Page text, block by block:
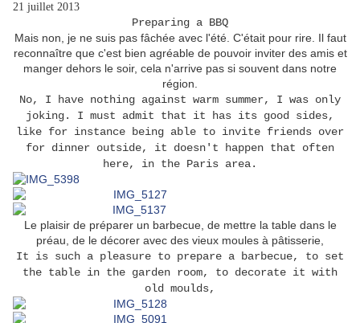
21 juillet 2013
Preparing a BBQ
Mais non, je ne suis pas fâchée avec l'été. C'était pour rire. Il faut
reconnaître que c'est bien agréable de pouvoir inviter des amis et
manger dehors le soir, cela n'arrive pas si souvent dans notre
région.
No, I have nothing against warm summer, I was only
joking. I must admit that it has its good sides,
like for instance being able to invite friends over
for dinner outside, it doesn't happen that often
here, in the Paris area.
Le plaisir de préparer un barbecue, de mettre la table dans le
préau, de le décorer avec des vieux moules à pâtisserie,
It is such a pleasure to prepare a barbecue, to set
the table in the garden room, to decorate it with
old moulds,